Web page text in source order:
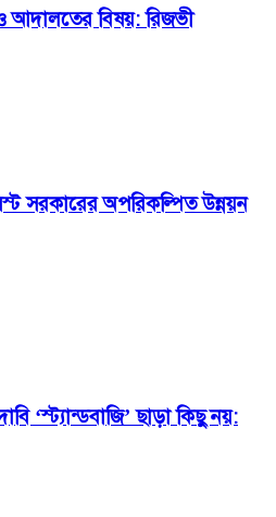
আদালতের বিষয়: রিজভী
সরকারের অপরিকল্পিত উন্নয়ন
‘স্ট্যান্ডবাজি’ ছাড়া কিছু নয়: